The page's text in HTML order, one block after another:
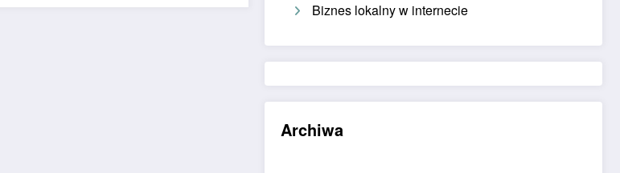
Biznes lokalny w internecie
Archiwa